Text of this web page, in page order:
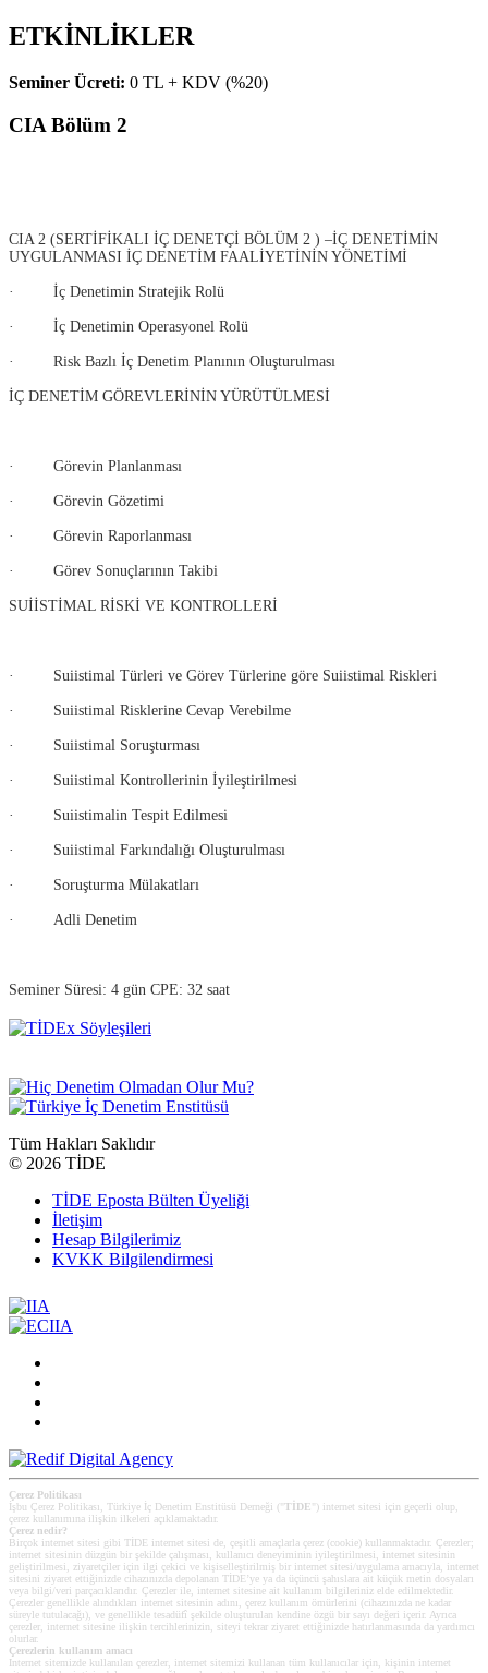
ETKİNLİKLER
Seminer Ücreti: 0 TL + KDV (%20)
CIA Bölüm 2
CIA 2 (SERTİFİKALI İÇ DENETÇİ BÖLÜM 2 ) –İÇ DENETİMİN
UYGULANMASI İÇ DENETİM FAALİYETİNİN YÖNETİMİ
· İç Denetimin Stratejik Rolü
· İç Denetimin Operasyonel Rolü
· Risk Bazlı İç Denetim Planının Oluşturulması
İÇ DENETİM GÖREVLERİNİN YÜRÜTÜLMESİ
· Görevin Planlanması
· Görevin Gözetimi
· Görevin Raporlanması
· Görev Sonuçlarının Takibi
SUİİSTİMAL RİSKİ VE KONTROLLERİ
· Suiistimal Türleri ve Görev Türlerine göre Suiistimal Riskleri
· Suiistimal Risklerine Cevap Verebilme
· Suiistimal Soruşturması
· Suiistimal Kontrollerinin İyileştirilmesi
· Suiistimalin Tespit Edilmesi
· Suiistimal Farkındalığı Oluşturulması
· Soruşturma Mülakatları
· Adli Denetim
Seminer Süresi: 4 gün CPE: 32 saat
Tüm Hakları Saklıdır
© 2026 TİDE
TİDE Eposta Bülten Üyeliği
İletişim
Hesap Bilgilerimiz
KVKK Bilgilendirmesi
Çerez Politikası
İşbu Çerez Politikası, Türkiye İç Denetim Enstitüsü Derneği (" TİDE ") internet sitesi için geçerli olup,
çerez kullanımına ilişkin ilkeleri açıklamaktadır.
Çerez nedir?
Birçok internet sitesi gibi TİDE internet sitesi de, çeşitli amaçlarla çerez (cookie) kullanmaktadır. Çerezler;
internet sitesinin düzgün bir şekilde çalışması, kullanıcı deneyiminin iyileştirilmesi, internet sitesinin
geliştirilmesi, ziyaretçiler için ilgi çekici ve kişiselleştirilmiş bir internet sitesi/uygulama amacıyla, internet
sitesini ziyaret ettiğinizde cihazınızda depolanan TİDE’ye ya da üçüncü şahıslara ait küçük metin dosyaları
veya bilgi/veri parçacıklarıdır. Çerezler ile, internet sitesine ait kullanım bilgileriniz elde edilmektedir.
Çerezler genellikle alındıkları internet sitesinin adını, çerez kullanım ömürlerini (cihazınızda ne kadar
süreyle tutulacağı), ve genellikle tesadüfî şekilde oluşturulan kendine özgü bir sayı değeri içerir. Ayrıca
çerezler, internet sitesine ilişkin tercihlerinizin, siteyi tekrar ziyaret ettiğinizde hatırlanmasında da yardımcı
olurlar.
Çerezlerin kullanım amacı
Internet sitemizde kullanılan çerezler, internet sitemizi kullanan tüm kullanıcılar için, kişinin internet